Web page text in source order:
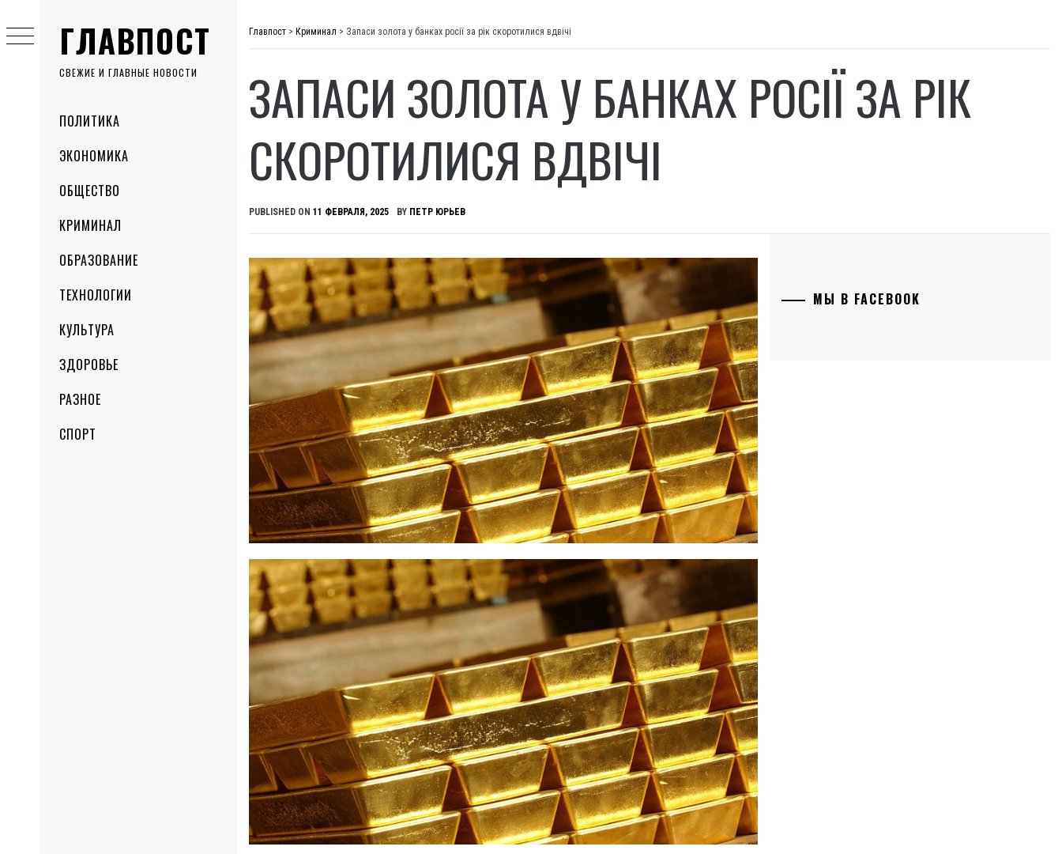
ГЛАВПОСТ
СВЕЖИЕ И ГЛАВНЫЕ НОВОСТИ
MenuПОЛИТИКА
ЭКОНОМИКА
ОБЩЕСТВО
КРИМИНАЛ
ОБРАЗОВАНИЕ
ТЕХНОЛОГИИ
КУЛЬТУРА
ЗДОРОВЬЕ
РАЗНОЕ
СПОРТ
to
content
Главпост > Криминал > Запаси золота у банках росії за рік скоротилися вдвічі
ЗАПАСИ ЗОЛОТА У БАНКАХ РОСІЇ ЗА РІК
СКОРОТИЛИСЯ ВДВІЧІ
PUBLISHED ON 11 ФЕВРАЛЯ, 2025 BY ПЕТР ЮРЬЕВ
МЫ В FACEBOOK